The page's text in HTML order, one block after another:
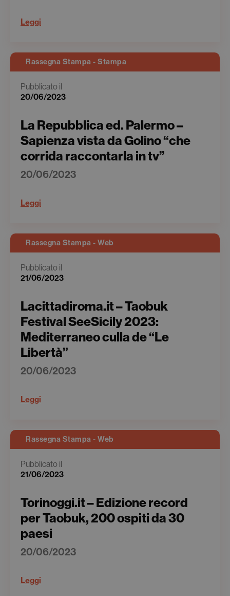
Leggi
Rassegna Stampa - Stampa
Pubblicato il
20/06/2023
La Repubblica ed. Palermo –
Sapienza vista da Golino “che
corrida raccontarla in tv”
20/06/2023
Leggi
Rassegna Stampa - Web
Pubblicato il
21/06/2023
Lacittadiroma.it – Taobuk
Festival SeeSicily 2023:
Mediterraneo culla de “Le
Libertà”
20/06/2023
Leggi
Rassegna Stampa - Web
Pubblicato il
21/06/2023
Torinoggi.it – Edizione record
per Taobuk, 200 ospiti da 30
paesi
20/06/2023
Leggi